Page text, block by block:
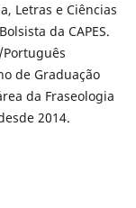
Letras e Ciências
da CAPES.
de Graduação
da Fraseologia
2014.